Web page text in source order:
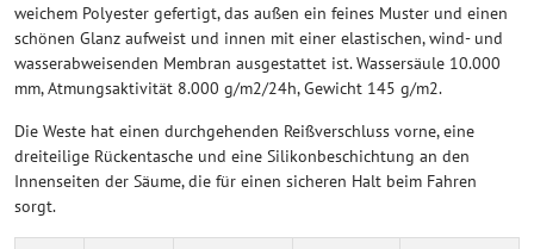
weichem Polyester gefertigt, das außen ein feines Muster und einen
schönen Glanz aufweist und innen mit einer elastischen, wind- und
wasserabweisenden Membran ausgestattet ist. Wassersäule 10.000
mm, Atmungsaktivität 8.000 g/m2/24h, Gewicht 145 g/m2.
Die Weste hat einen durchgehenden Reißverschluss vorne, eine
dreiteilige Rückentasche und eine Silikonbeschichtung an den
Innenseiten der Säume, die für einen sicheren Halt beim Fahren
sorgt.